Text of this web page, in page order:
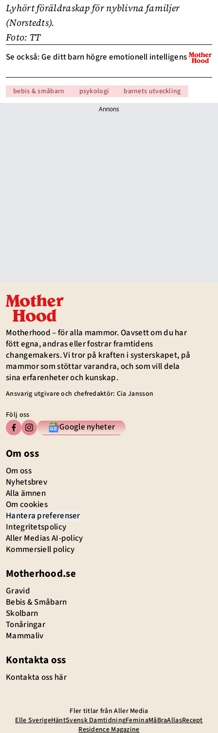
Lyhört föräldraskap för nyblivna familjer
(Norstedts).
Foto: TT
Se också: Ge ditt barn högre emotionell intelligens
bebis & småbarn psykologi barnets utveckling
Annons
Motherhood – för alla mammor. Oavsett om du har
fött egna, andras eller fostrar framtidens
changemakers. Vi tror på kraften i systerskapet, på
mammor som stöttar varandra, och som vill dela
sina erfarenheter och kunskap.
Ansvarig utgivare och chefredaktör: Cia Jansson
Följ oss
Google nyheter
Om oss
Om oss
Nyhetsbrev
Alla ämnen
Om cookies
Hantera preferenser
Integritetspolicy
Aller Medias AI-policy
Kommersiell policy
Motherhood.se
Gravid
Bebis & Småbarn
Skolbarn
Tonåringar
Mammaliv
Kontakta oss
Kontakta oss här
Fler titlar från Aller Media
Elle SverigeHäntSvensk DamtidningFeminaMåBraAllasRecept
Residence Magazine